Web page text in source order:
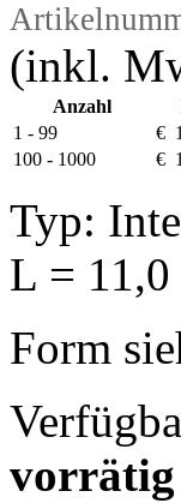
(inkl.
Anzahl
1 - 99
€
100 - 1000
€
Typ:
L =
Form
vorrätig